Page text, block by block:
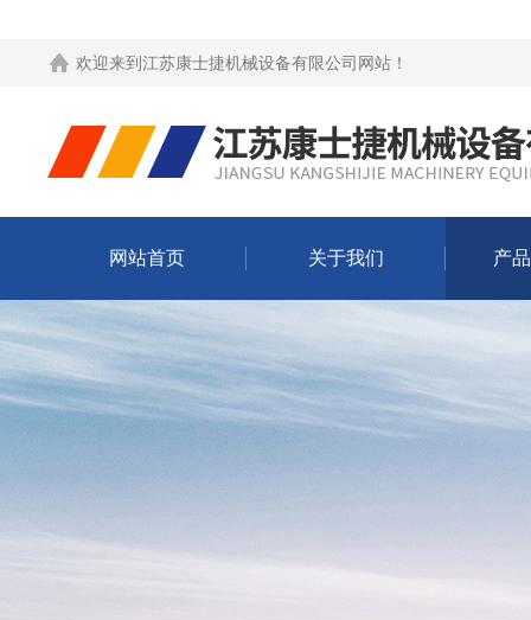
欢迎来到 江苏康士捷机械设备有限公司网站 ！
网站首页 关于我们 产